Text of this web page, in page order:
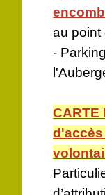
au point
-
CARTE